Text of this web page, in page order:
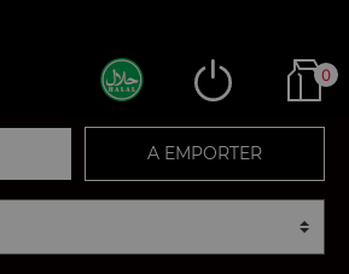
0
A EMPORTER